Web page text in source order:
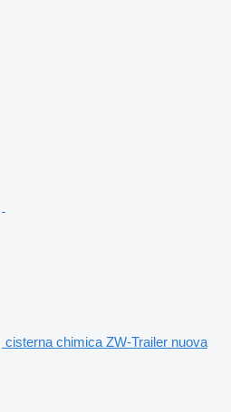
cisterna chimica ZW-Trailer nuova